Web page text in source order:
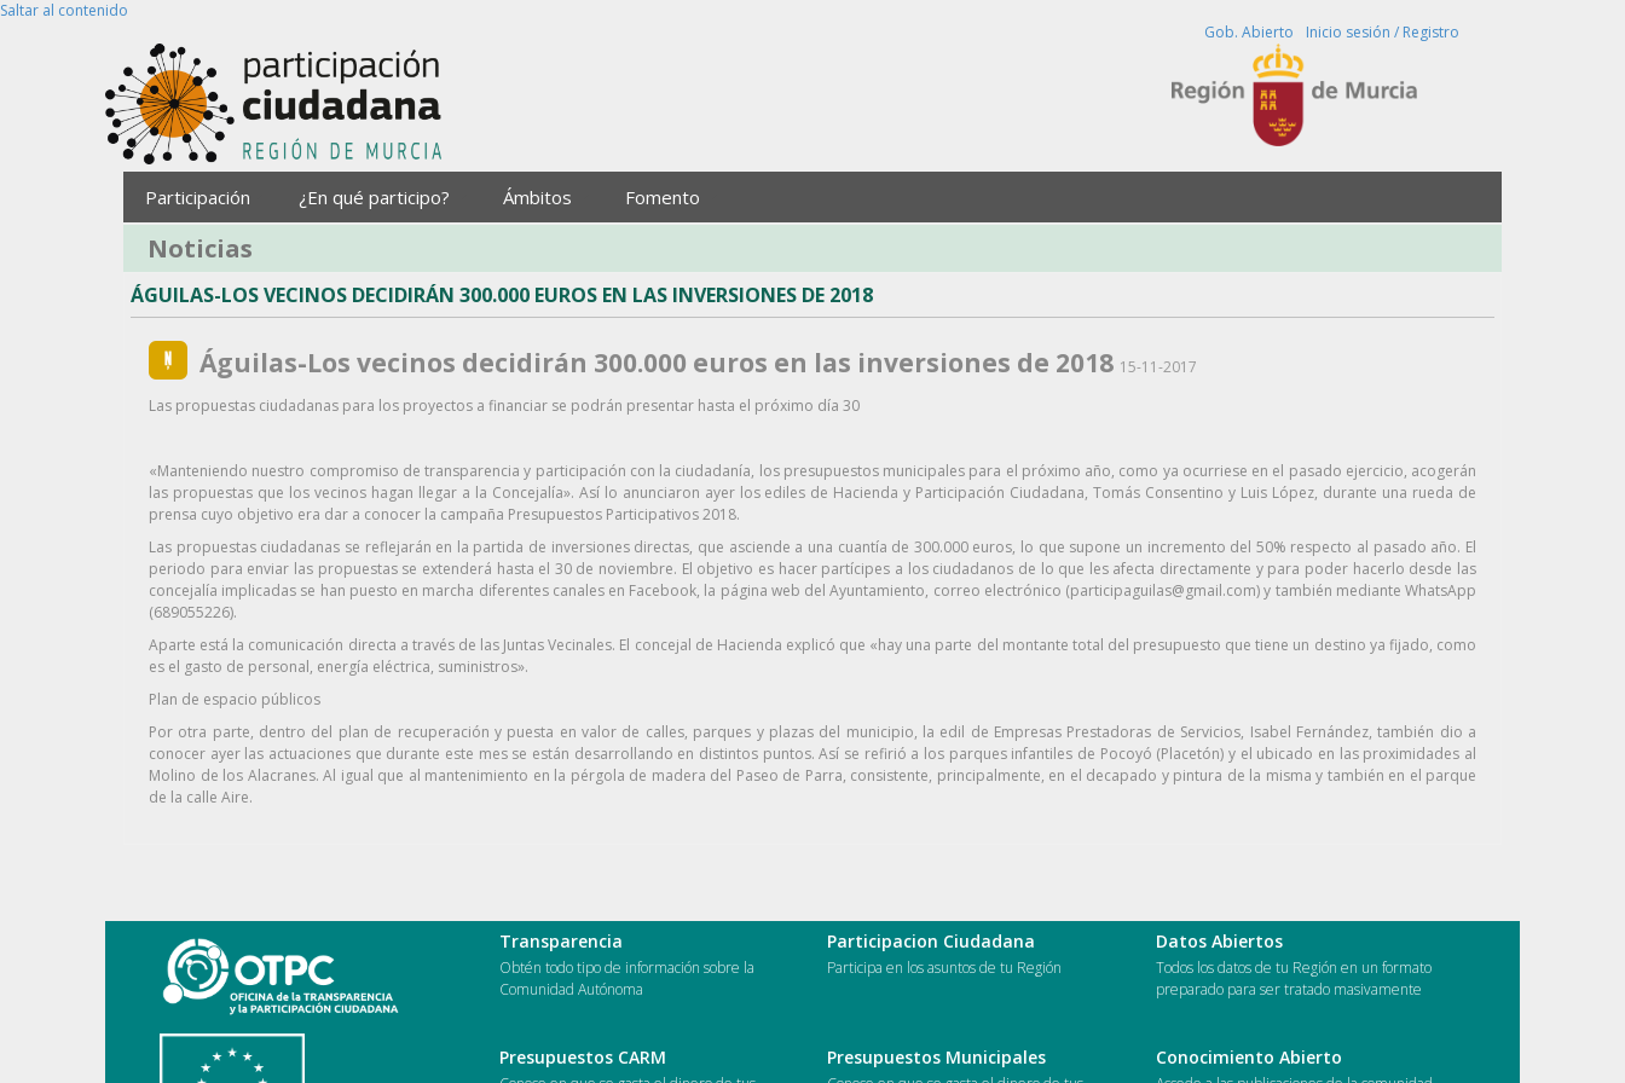
Saltar al contenido
Gob. Abierto
Inicio sesión / Registro
Participación ¿En qué participo? Ámbitos Fomento
Noticias
ÁGUILAS-LOS VECINOS DECIDIRÁN 300.000 EUROS EN LAS INVERSIONES DE 2018
Águilas-Los vecinos decidirán 300.000 euros en las inversiones de 2018 15-11-2017
Las propuestas ciudadanas para los proyectos a financiar se podrán presentar hasta el próximo día 30
«Manteniendo nuestro compromiso de transparencia y participación con la ciudadanía, los presupuestos municipales para el próximo año, como ya ocurriese en el pasado ejercicio, acogerán
las propuestas que los vecinos hagan llegar a la Concejalía». Así lo anunciaron ayer los ediles de Hacienda y Participación Ciudadana, Tomás Consentino y Luis López, durante una rueda de
prensa cuyo objetivo era dar a conocer la campaña Presupuestos Participativos 2018.
Las propuestas ciudadanas se reflejarán en la partida de inversiones directas, que asciende a una cuantía de 300.000 euros, lo que supone un incremento del 50% respecto al pasado año. El
periodo para enviar las propuestas se extenderá hasta el 30 de noviembre. El objetivo es hacer partícipes a los ciudadanos de lo que les afecta directamente y para poder hacerlo desde las
concejalía implicadas se han puesto en marcha diferentes canales en Facebook, la página web del Ayuntamiento, correo electrónico (participaguilas@gmail.com) y también mediante WhatsApp
(689055226).
Aparte está la comunicación directa a través de las Juntas Vecinales. El concejal de Hacienda explicó que «hay una parte del montante total del presupuesto que tiene un destino ya fijado, como
es el gasto de personal, energía eléctrica, suministros».
Plan de espacio públicos
Por otra parte, dentro del plan de recuperación y puesta en valor de calles, parques y plazas del municipio, la edil de Empresas Prestadoras de Servicios, Isabel Fernández, también dio a
conocer ayer las actuaciones que durante este mes se están desarrollando en distintos puntos. Así se refirió a los parques infantiles de Pocoyó (Placetón) y el ubicado en las proximidades al
Molino de los Alacranes. Al igual que al mantenimiento en la pérgola de madera del Paseo de Parra, consistente, principalmente, en el decapado y pintura de la misma y también en el parque
de la calle Aire.
Transparencia
Obtén todo tipo de información sobre la
Comunidad Autónoma
Participacion Ciudadana
Participa en los asuntos de tu Región
Datos Abiertos
Todos los datos de tu Región en un formato
preparado para ser tratado masivamente
Presupuestos CARM Presupuestos Municipales Conocimiento Abierto